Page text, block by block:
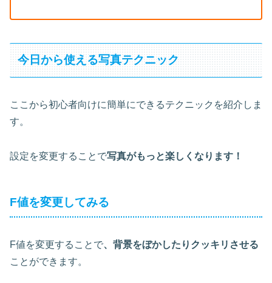
今日から使える写真テクニック
ここから初心者向けに簡単にできるテクニックを紹介しま
す。
設定を変更することで写真がもっと楽しくなります！
F値を変更してみる
F値を変更することで、背景をぼかしたりクッキリさせる
ことができます。